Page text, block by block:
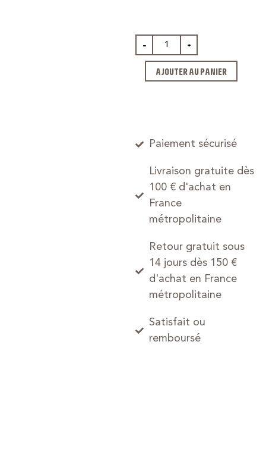
- +
AJOUTER AU PANIER
Paiement sécurisé
Livraison gratuite dès
100 € d'achat en
France
métropolitaine
Retour gratuit sous
14 jours dès 150 €
d'achat en France
métropolitaine
Satisfait ou
remboursé